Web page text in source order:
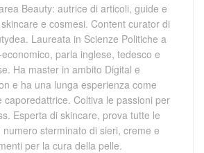
Beauty: autrice di articoli, guide e
e cosmesi. Content curator di
Laureata in Scienze Politiche a
parla inglese, tedesco e
Ha master in ambito Digital e
e ha una lunga esperienza come
caporedattrice. Coltiva le passioni per
Esperta di skincare, prova tutte le
numero sterminato di sieri, creme e
per la cura della pelle.